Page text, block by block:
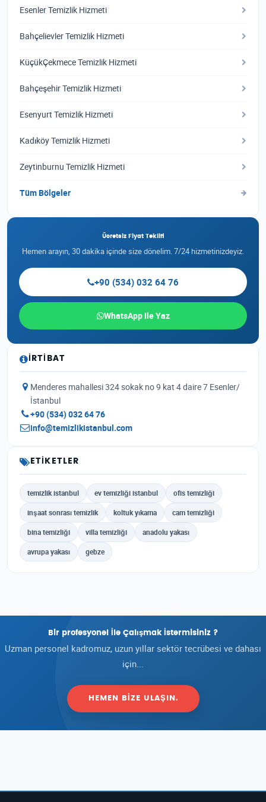
Esenler Temizlik Hizmeti
Bahçelievler Temizlik Hizmeti
KüçükÇekmece Temizlik Hizmeti
Bahçeşehir Temizlik Hizmeti
Esenyurt Temizlik Hizmeti
Kadıköy Temizlik Hizmeti
Zeytinburnu Temizlik Hizmeti
Tüm Bölgeler
Ücretsiz Fiyat Teklifi
Hemen arayın, 30 dakika içinde size dönelim. 7/24 hizmetinizdeyiz.
+90 (534) 032 64 76
WhatsApp ile Yaz
İRTIBAT
Menderes mahallesi 324 sokak no 9 kat 4 daire 7 Esenler/
İstanbul
+90 (534) 032 64 76
info@temizlikistanbul.com
ETIKETLER
temizlik istanbul ev temizliği istanbul ofis temizliği
inşaat sonrası temizlik koltuk yıkama cam temizliği
bina temizliği villa temizliği anadolu yakası
avrupa yakası gebze
Bir profesyonel İle Çalışmak İstermisiniz ?
Uzman personel kadromuz, uzun yıllar sektör tecrübesi ve dahası
için...
HEMEN BIZE ULAŞIN.